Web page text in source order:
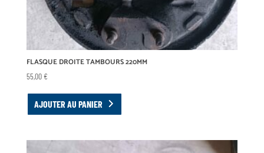
FLASQUE DROITE TAMBOURS 220MM
55,00€
AJOUTER AU PANIER